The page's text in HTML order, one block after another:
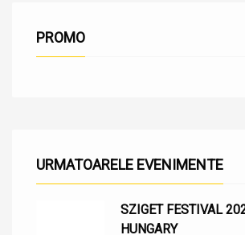
PROMO
URMATOARELE EVENIMENTE
SZIGET FESTIVAL
HUNGARY